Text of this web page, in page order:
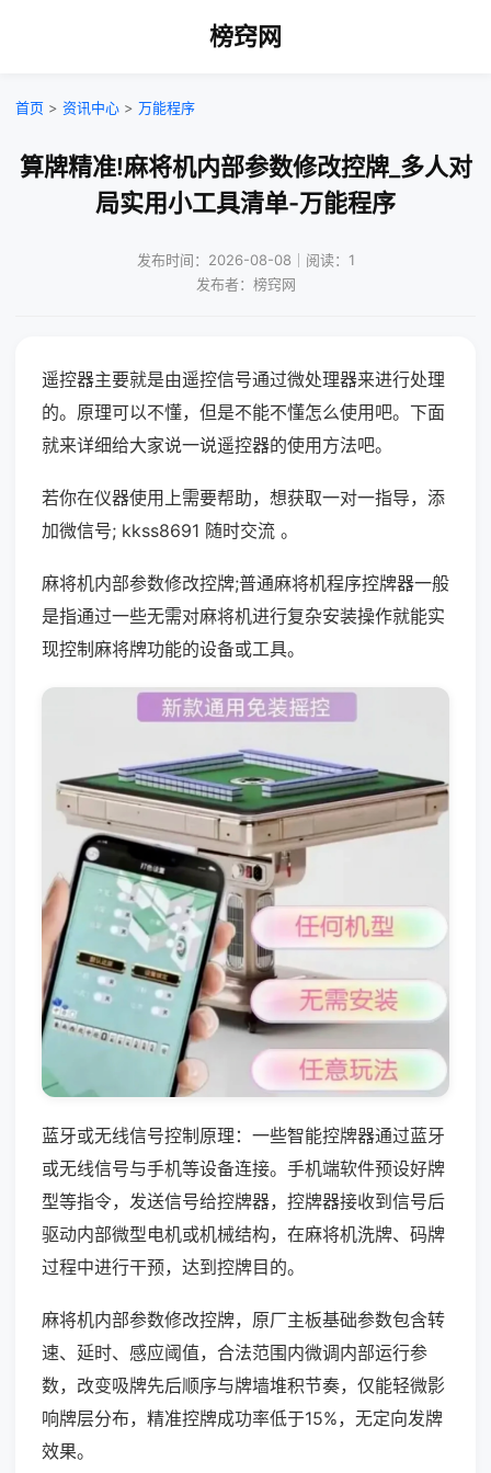
榜窍网
首页 > 资讯中心 > 万能程序
算牌精准!麻将机内部参数修改控牌_多人对
局实用小工具清单-万能程序
发布时间：2026-08-08｜阅读：1
发布者：榜窍网
遥控器主要就是由遥控信号通过微处理器来进行处理
的。原理可以不懂，但是不能不懂怎么使用吧。下面
就来详细给大家说一说遥控器的使用方法吧。
若你在仪器使用上需要帮助，想获取一对一指导，添
加微信号; kkss8691 随时交流 。
麻将机内部参数修改控牌;普通麻将机程序控牌器一般
是指通过一些无需对麻将机进行复杂安装操作就能实
现控制麻将牌功能的设备或工具。
蓝牙或无线信号控制原理：一些智能控牌器通过蓝牙
或无线信号与手机等设备连接。手机端软件预设好牌
型等指令，发送信号给控牌器，控牌器接收到信号后
驱动内部微型电机或机械结构，在麻将机洗牌、码牌
过程中进行干预，达到控牌目的。
麻将机内部参数修改控牌，原厂主板基础参数包含转
速、延时、感应阈值，合法范围内微调内部运行参
数，改变吸牌先后顺序与牌墙堆积节奏，仅能轻微影
响牌层分布，精准控牌成功率低于15%，无定向发牌
效果。